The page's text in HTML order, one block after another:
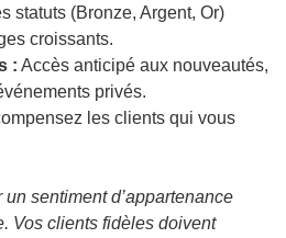
statuts (Bronze, Argent, Or)
croissants.
: Accès anticipé aux nouveautés,
privés.
les clients qui vous
un sentiment d’appartenance
Vos clients fidèles doivent